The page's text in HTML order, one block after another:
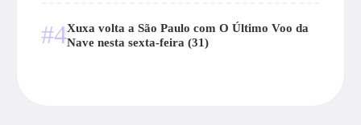
#4Xuxa volta a São Paulo com O Último Voo da
Nave nesta sexta-feira (31)